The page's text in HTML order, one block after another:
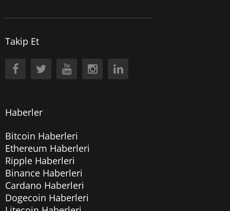
Takip Et
Haberler
Bitcoin Haberleri
Ethereum Haberleri
Ripple Haberleri
Binance Haberleri
Cardano Haberleri
Dogecoin Haberleri